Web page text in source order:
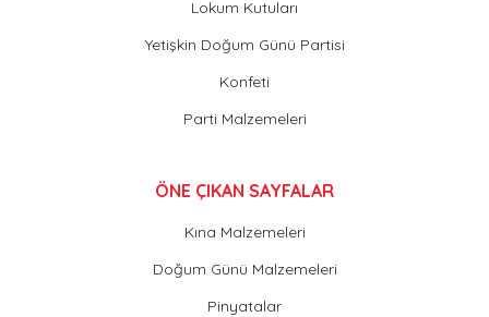
Lokum Kutuları
Yetişkin Doğum Günü Partisi
Konfeti
Parti Malzemeleri
ÖNE ÇIKAN SAYFALAR
Kına Malzemeleri
Doğum Günü Malzemeleri
Pinyatalar